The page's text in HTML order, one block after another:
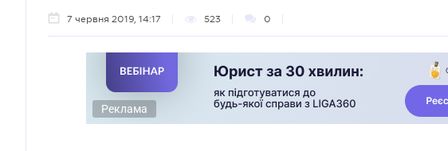
7 червня 2019, 14:17 523 0
Реклама